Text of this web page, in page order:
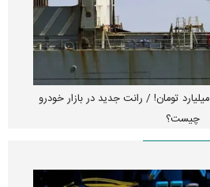
امتیاز واردات خودرو ۳ میلیارد تومان! / رانت جدید در بازار خودرو
چیست؟